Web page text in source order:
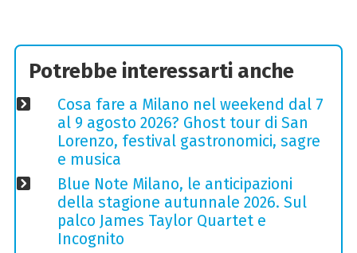
Potrebbe interessarti anche
Cosa fare a Milano nel weekend dal 7
al 9 agosto 2026? Ghost tour di San
Lorenzo, festival gastronomici, sagre
e musica
Blue Note Milano, le anticipazioni
della stagione autunnale 2026. Sul
palco James Taylor Quartet e
Incognito